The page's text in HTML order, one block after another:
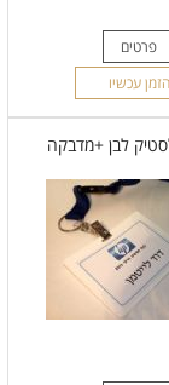
פרטים
הזמן עכשיו
לבן +מדבקה